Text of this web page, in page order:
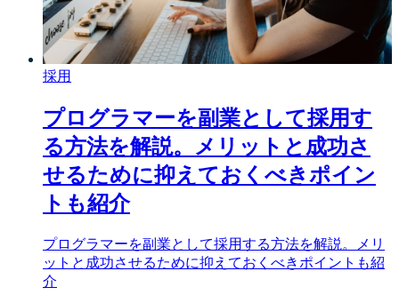
採用
プログラマーを副業として採用す
る方法を解説。メリットと成功さ
せるために抑えておくべきポイン
トも紹介
プログラマーを副業として採用する方法を解説。メリ
ットと成功させるために抑えておくべきポイントも紹
介